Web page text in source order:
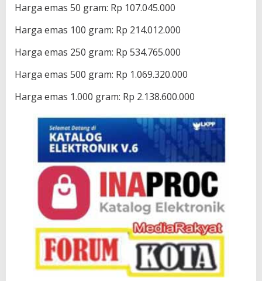
Harga emas 50 gram: Rp 107.045.000
Harga emas 100 gram: Rp 214.012.000
Harga emas 250 gram: Rp 534.765.000
Harga emas 500 gram: Rp 1.069.320.000
Harga emas 1.000 gram: Rp 2.138.600.000